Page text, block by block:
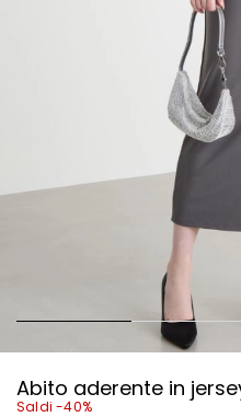
Abito aderente in
Saldi -40%